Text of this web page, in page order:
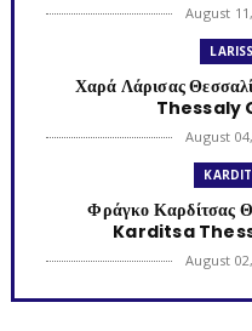
August
Χαρά Λάρισας
Thessaly
August
Φράγκο Καρδίτσας
Karditsa
August